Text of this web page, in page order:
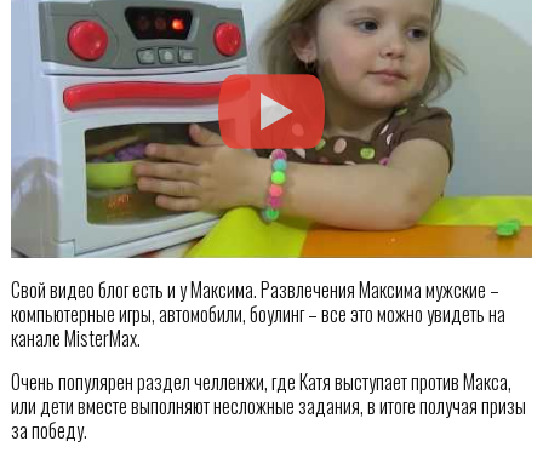
Свой видео блог есть и у Максима. Развлечения Максима мужские –
компьютерные игры, автомобили, боулинг – все это можно увидеть на
канале MisterMax.
Очень популярен раздел челленжи, где Катя выступает против Макса,
или дети вместе выполняют несложные задания, в итоге получая призы
за победу.